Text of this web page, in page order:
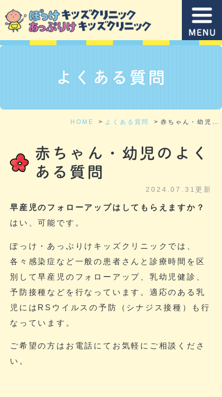
よくある質問
HOME よくある質問
赤ちゃん・幼児のよく
ある質問
2024.07.31更新
早産児のフォローアップはしてもらえますか？
はい、可能です。
ぽっけ・あっぷりけキッズクリニックでは、
各々感染症など一般の患者さんと診療時間を区
別して早産児のフォローアップ、乳幼児健診、
予防接種などを行なっています。適応のある乳
児にはRSウイルスの予防（シナジス接種）も行
なっています。
ご希望の方はお電話にてお気軽にご相談くださ
い。